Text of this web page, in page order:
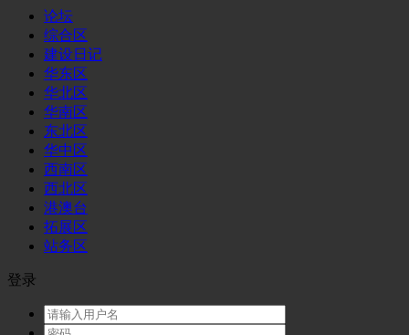
论坛
综合区
建设日记
华东区
华北区
华南区
东北区
华中区
西南区
西北区
港澳台
拓展区
站务区
登录